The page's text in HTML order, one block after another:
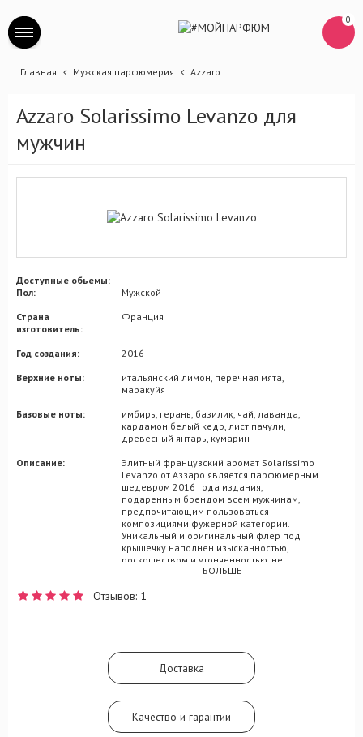
0
Главная Мужская парфюмерия Azzaro
Azzaro Solarissimo Levanzo для
мужчин
Доступные обьемы:
Пол:
Мужской
Страна
изготовитель:
Франция
Год создания:
2016
Верхние ноты:
итальянский лимон, перечная мята,
маракуйя
Базовые ноты:
имбирь, герань, базилик, чай, лаванда,
кардамон белый кедр, лист пачули,
древесный янтарь, кумарин
Описание:
Элитный французский аромат Solarissimo
Levanzo от Аззаро является парфюмерным
шедевром 2016 года издания,
подаренным брендом всем мужчинам,
предпочитающим пользоваться
композициями фужерной категории.
Уникальный и оригинальный флер под
крышечку наполнен изысканностью,
роскошеством и утонченностью, не
лишаясь при этом легкого налета мужской
вдохновляющий, Solarissimo Levanzo
впечатлений от собственной жизни.
Композицию составляют ольфакторные
мотивы кедра, чая, мяты, маракуйи, герани
БОЛЬШЕ
Отзывов: 1
Доставка
Качество и гарантии